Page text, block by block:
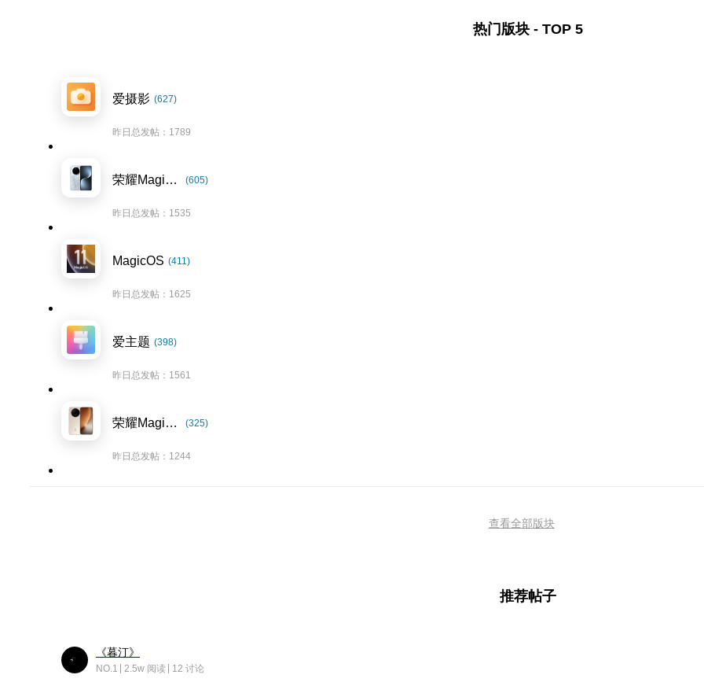
热门版块 - TOP 5
爱摄影 (627)
昨日总发帖：1789
荣耀Magic7系列 (605)
昨日总发帖：1535
MagicOS (411)
昨日总发帖：1625
爱主题 (398)
昨日总发帖：1561
荣耀Magic8系列 (325)
昨日总发帖：1244
查看全部版块
推荐帖子
《暮汀》
NO.1 2.5w 阅读 12 讨论